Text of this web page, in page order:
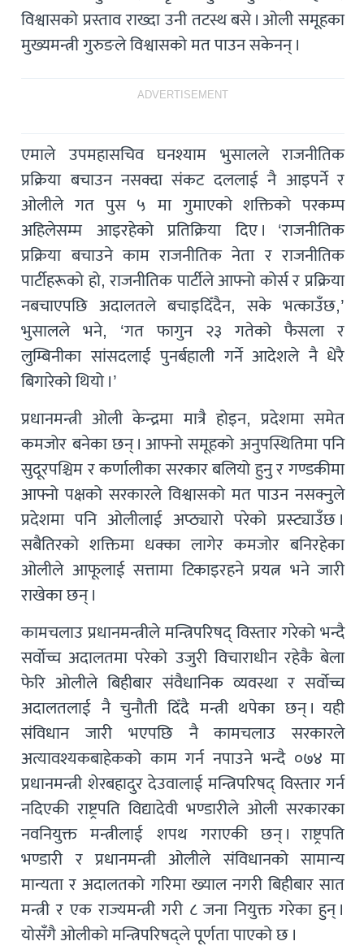
विश्वासको प्रस्ताव राख्दा उनी तटस्थ बसे । ओली समूहका
मुख्यमन्त्री गुरुङले विश्वासको मत पाउन सकेनन् ।
ADVERTISEMENT
एमाले उपमहासचिव घनश्याम भुसालले राजनीतिक
प्रक्रिया बचाउन नसक्दा संकट दललाई नै आइपर्ने र
ओलीले गत पुस ५ मा गुमाएको शक्तिको परकम्प
अहिलेसम्म आइरहेको प्रतिक्रिया दिए । ‘राजनीतिक
प्रक्रिया बचाउने काम राजनीतिक नेता र राजनीतिक
पार्टीहरूको हो, राजनीतिक पार्टीले आफ्नो कोर्स र प्रक्रिया
नबचाएपछि अदालतले बचाइदिँदैन, सके भत्काउँछ,’
भुसालले भने, ‘गत फागुन २३ गतेको फैसला र
लुम्बिनीका सांसदलाई पुनर्बहाली गर्ने आदेशले नै धेरै
बिगारेको थियो ।’
प्रधानमन्त्री ओली केन्द्रमा मात्रै होइन, प्रदेशमा समेत
कमजोर बनेका छन् । आफ्नो समूहको अनुपस्थितिमा पनि
सुदूरपश्चिम र कर्णालीका सरकार बलियो हुनु र गण्डकीमा
आफ्नो पक्षको सरकारले विश्वासको मत पाउन नसक्नुले
प्रदेशमा पनि ओलीलाई अप्ठ्यारो परेको प्रस्ट्याउँछ ।
सबैतिरको शक्तिमा धक्का लागेर कमजोर बनिरहेका
ओलीले आफूलाई सत्तामा टिकाइरहने प्रयत्न भने जारी
राखेका छन् ।
कामचलाउ प्रधानमन्त्रीले मन्त्रिपरिषद् विस्तार गरेको भन्दै
सर्वोच्च अदालतमा परेको उजुरी विचाराधीन रहेकै बेला
फेरि ओलीले बिहीबार संवैधानिक व्यवस्था र सर्वोच्च
अदालतलाई नै चुनौती दिँदै मन्त्री थपेका छन् । यही
संविधान जारी भएपछि नै कामचलाउ सरकारले
अत्यावश्यकबाहेकको काम गर्न नपाउने भन्दै ०७४ मा
प्रधानमन्त्री शेरबहादुर देउवालाई मन्त्रिपरिषद् विस्तार गर्न
नदिएकी राष्ट्रपति विद्यादेवी भण्डारीले ओली सरकारका
नवनियुक्त मन्त्रीलाई शपथ गराएकी छन् । राष्ट्रपति
भण्डारी र प्रधानमन्त्री ओलीले संविधानको सामान्य
मान्यता र अदालतको गरिमा ख्याल नगरी बिहीबार सात
मन्त्री र एक राज्यमन्त्री गरी ८ जना नियुक्त गरेका हुन् ।
योसँगै ओलीको मन्त्रिपरिषद्ले पूर्णता पाएको छ ।